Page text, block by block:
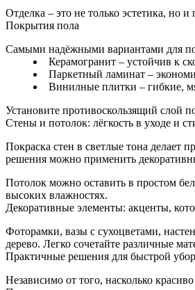
Отделка – это не только эстетика, но
Покрытия пола
Самыми надёжными вариантами для
Керамогранит – устойчив к
Паркетный ламинат –
Винилные плитки – гибкие,
Установите противоскользящий слой
Стены и потолок: лёгкость в уходе и
Покраска стен в светлые тона делает
решения можно применить
Потолок можно оставить в простом
высоких влажностях.
Декоративные элементы: акценты,
Фоторамки, вазы с сухоцветами,
дерево. Легко сочетайте различные
Практичные решения для быстрой
Независимо от того, насколько